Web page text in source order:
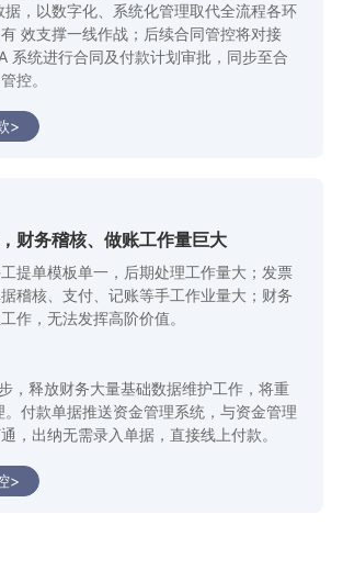
据，以数字化、系统化管理取代全流程各环
效支撑一线作战；后续合同管控将对接
系统进行合同及付款计划审批，同步至合
控。
>
财务稽核、做账工作量巨大
提单模板单一，后期处理工作量大；发票
稽核、支付、记账等手工作业量大；财务
作，无法发挥高阶价值。
，释放财务大量基础数据维护工作，将重
付款单据推送资金管理系统，与资金管理
，出纳无需录入单据，直接线上付款。
>